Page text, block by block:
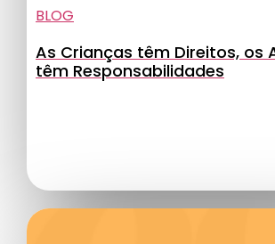
BLOG
As Crianças têm Direitos, os
têm Responsabilidades